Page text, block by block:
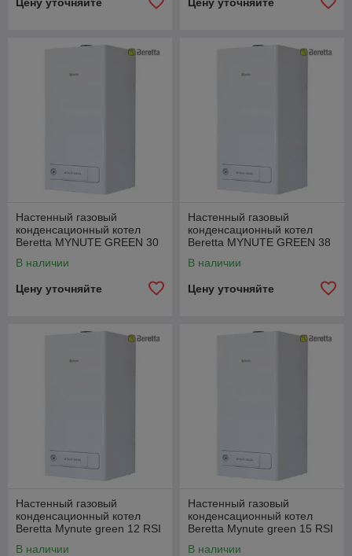
Настенный газовый
конденсационный котел
Beretta MYNUTE GREEN 30
В наличии
Цену уточняйте
Настенный газовый
конденсационный котел
Beretta MYNUTE GREEN 38
В наличии
Цену уточняйте
Настенный газовый
конденсационный котел
Beretta Mynute green 12 RSI
В наличии
Настенный газовый
конденсационный котел
Beretta Mynute green 15 RSI
В наличии